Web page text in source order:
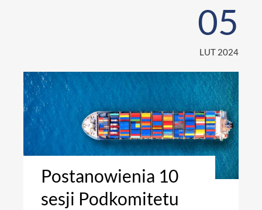
05
LUT 2024
Postanowienia 10
sesji Podkomitetu